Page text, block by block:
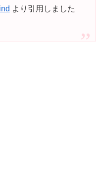
より引用しました